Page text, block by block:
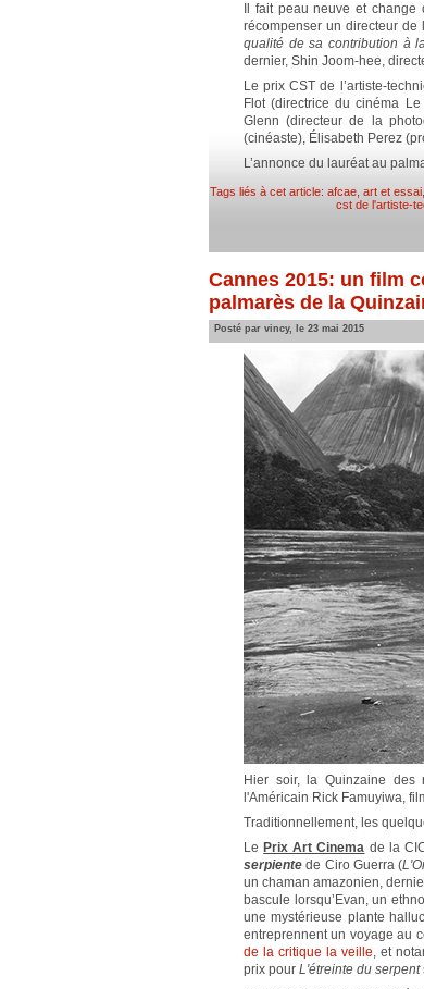
Il fait peau neuve et
récompenser un directeur de
qualité de sa contribution à
dernier, Shin Joom-hee,
Le prix CST de l’artiste-
Flot (directrice du cinéma
Glenn (directeur de la
(cinéaste), Élisabeth Perez
L’annonce du lauréat au
Tags liés à cet article: afcae art et essai
cst de l'artiste-
Cannes 2015: un film
palmarès de la
Posté par vincy, le 23 mai 2015
Hier soir, la Quinzaine des
l'Américain Rick Famuyiwa,
Traditionnellement, les
Le Prix Art Cinema de la
serpiente de Ciro Guerra (
un chaman amazonien,
bascule lorsqu’Evan, un
une mystérieuse plante
entreprennent un voyage au
de la critique la veille, et
prix pour L'étreinte du serpent